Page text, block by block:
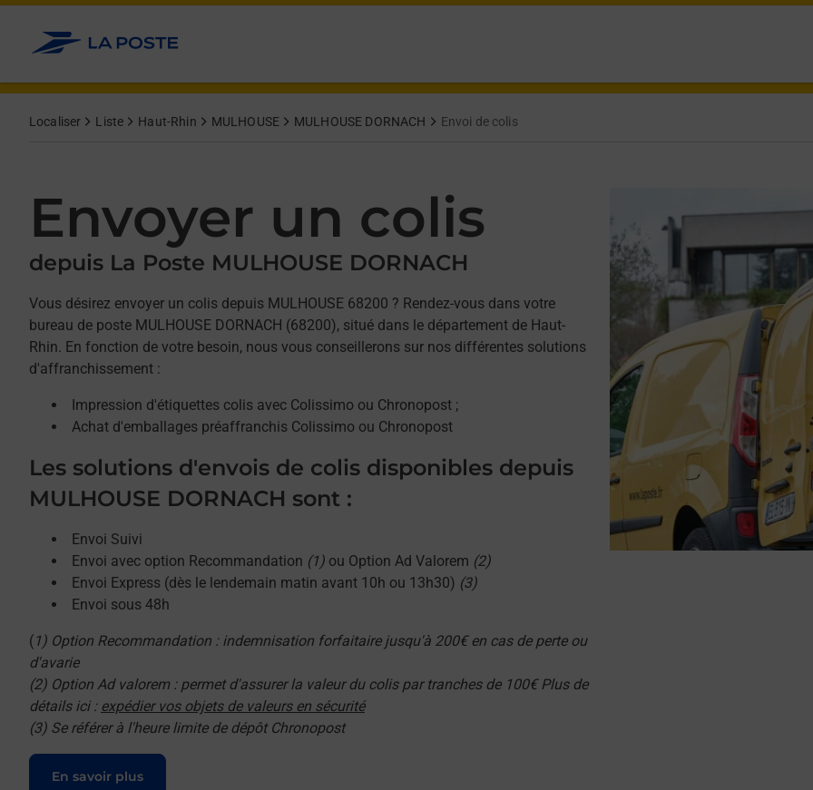
Allez au contenu
Localiser Liste Haut-Rhin MULHOUSE MULHOUSE DORNACH Envoi de colis
Envoyer un colis
depuis La Poste MULHOUSE DORNACH
Vous désirez envoyer un colis depuis MULHOUSE 68200 ? Rendez-vous dans votre
bureau de poste MULHOUSE DORNACH (68200), situé dans le département de Haut-
Rhin. En fonction de votre besoin, nous vous conseillerons sur nos différentes solutions
d'affranchissement :
Impression d'étiquettes colis avec Colissimo ou Chronopost ;
Achat d'emballages préaffranchis Colissimo ou Chronopost
Les solutions d'envois de colis disponibles depuis
MULHOUSE DORNACH sont :
Envoi Suivi
Envoi avec option Recommandation (1) ou Option Ad Valorem (2)
Envoi Express (dès le lendemain matin avant 10h ou 13h30) (3)
Envoi sous 48h
( 1) Option Recommandation : indemnisation forfaitaire jusqu'à 200€ en cas de perte ou
d'avarie
(2) Option Ad valorem : permet d'assurer la valeur du colis par tranches de 100€ Plus de
détails ici : expédier vos objets de valeurs en sécurité
(3) Se référer à l'heure limite de dépôt Chronopost
En savoir plus
Le lien s'ouvre dans un nouvel onglet
Afficher ou masquer la réponse
Afficher ou masquer la réponse
Afficher ou masquer la réponse